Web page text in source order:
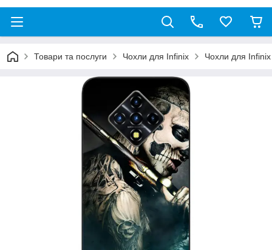
Товари та послуги Чохли для Infinix Чохли для